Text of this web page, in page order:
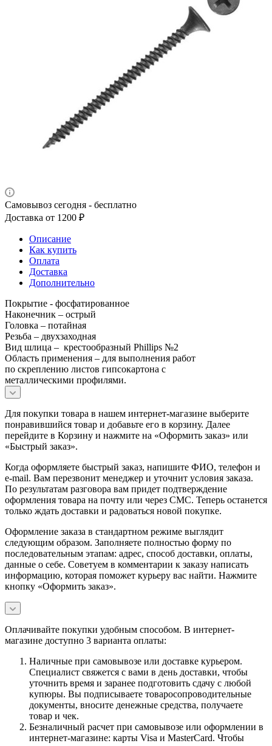
Самовывоз сегодня - бесплатно
Доставка от 1200 ₽
Описание
Как купить
Оплата
Доставка
Дополнительно
Покрытие - фосфатированное
Наконечник – острый
Головка – потайная
Резьба – двухзаходная
Вид шлица – крестообразный Phillips №2
Область применения – для выполнения работ
по скреплению листов гипсокартона с
металлическими профилями.
Для покупки товара в нашем интернет-магазине выберите
понравившийся товар и добавьте его в корзину. Далее
перейдите в Корзину и нажмите на «Оформить заказ» или
«Быстрый заказ».
Когда оформляете быстрый заказ, напишите ФИО, телефон и
e-mail. Вам перезвонит менеджер и уточнит условия заказа.
По результатам разговора вам придет подтверждение
оформления товара на почту или через СМС. Теперь останется
только ждать доставки и радоваться новой покупке.
Оформление заказа в стандартном режиме выглядит
следующим образом. Заполняете полностью форму по
последовательным этапам: адрес, способ доставки, оплаты,
данные о себе. Советуем в комментарии к заказу написать
информацию, которая поможет курьеру вас найти. Нажмите
кнопку «Оформить заказ».
Оплачивайте покупки удобным способом. В интернет-
магазине доступно 3 варианта оплаты:
Наличные при самовывозе или доставке курьером.
Специалист свяжется с вами в день доставки, чтобы
уточнить время и заранее подготовить сдачу с любой
купюры. Вы подписываете товаросопроводительные
документы, вносите денежные средства, получаете
товар и чек.
Безналичный расчет при самовывозе или оформлении в
интернет-магазине: карты Visa и MasterCard. Чтобы